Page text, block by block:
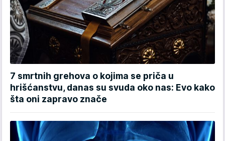
7 smrtnih grehova o kojima se priča u
hrišćanstvu, danas su svuda oko nas: Evo kako
šta oni zapravo znače